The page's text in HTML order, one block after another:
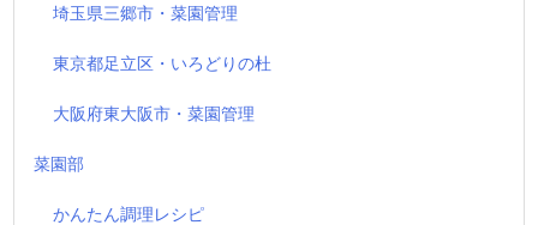
埼玉県三郷市・菜園管理
東京都足立区・いろどりの杜
大阪府東大阪市・菜園管理
菜園部
かんたん調理レシピ